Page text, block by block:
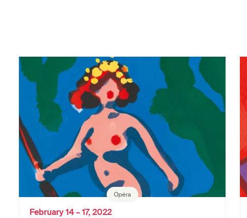
Opéra
February 14 – 17, 2022